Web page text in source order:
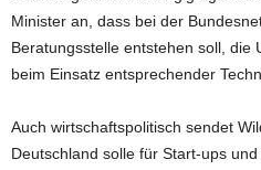
Minister an, dass bei der
Beratungsstelle entstehen soll, die
beim Einsatz entsprechender
Auch wirtschaftspolitisch sendet
Deutschland solle für Start-ups